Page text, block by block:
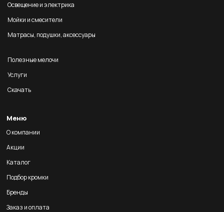
Освещение и электрика
Мойки и смесители
Матрасы, подушки, аксессуары
Полезные мелочи
Услуги
Скачать
Меню
О компании
Акции
Каталог
Подбор кромки
Бренды
Заказ и оплата